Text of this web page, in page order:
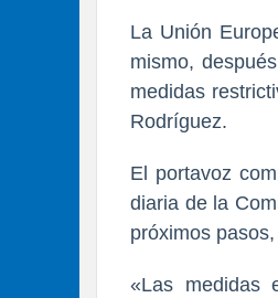
La Unión
mismo,
medidas
Rodríguez.
El portavoz
diaria de la
próximos
«Las medidas